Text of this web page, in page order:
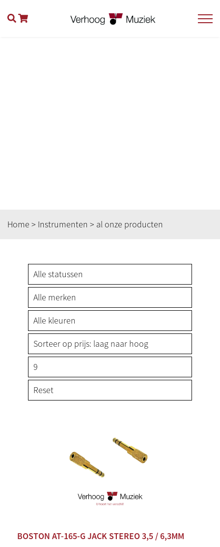
Home > Instrumenten > al onze producten
BOSTON AT-165-G JACK STEREO 3,5 / 6,3MM
Reset